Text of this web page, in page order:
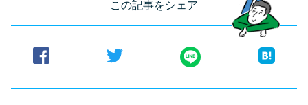
この記事をシェア